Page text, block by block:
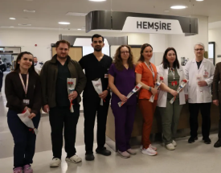
İletişim
Künye
Tüm Manşetler
Son Dakika Haberleri
Haber Arşivi